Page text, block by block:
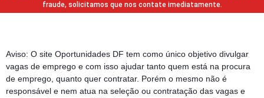
fraude, solicitamos que nos contate imediatamente.
Aviso: O site Oportunidades DF tem como único objetivo divulgar
vagas de emprego e com isso ajudar tanto quem está na procura
de emprego, quanto quer contratar. Porém o mesmo não é
responsável e nem atua na seleção ou contratação das vagas e